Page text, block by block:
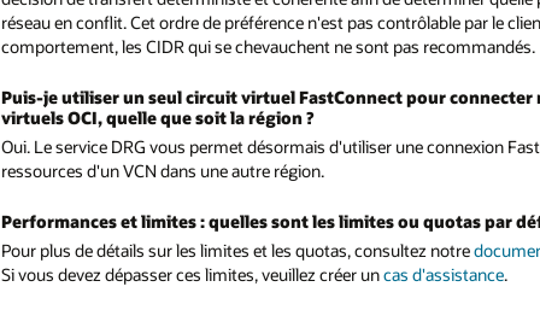
réseau en conflit. Cet ordre de préférence n'est pas contrôlable par le
comportement, les CIDR qui se chevauchent ne sont pas recommandés.
Puis-je utiliser un seul circuit virtuel FastConnect pour connecter
virtuels OCI, quelle que soit la région ?
Oui. Le service DRG vous permet désormais d'utiliser une connexion
ressources d'un VCN dans une autre région.
Performances et limites : quelles sont les limites ou quotas par
Pour plus de détails sur les limites et les quotas, consultez notre
Si vous devez dépasser ces limites, veuillez créer uncas d'assistance.